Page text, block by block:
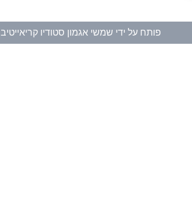
פותח על ידי שמשי אגמון סטודיו קריאייטיב